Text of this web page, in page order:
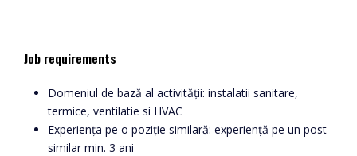
Job requirements
Domeniul de bază al activității: instalatii sanitare,
termice, ventilatie si HVAC
Experiența pe o poziție similară: experiență pe un post
similar min. 3 ani